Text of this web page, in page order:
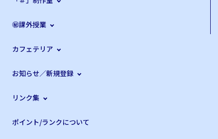
㊙課外授業
カフェテリア
お知らせ／新規登録
リンク集
ポイント/ランクについて